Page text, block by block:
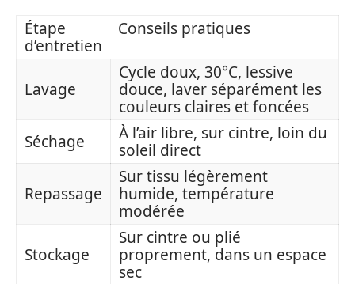
Étape
d’entretien
Conseils pratiques
Lavage
Cycle doux, 30°C, lessive
douce, laver séparément les
couleurs claires et foncées
Séchage
À l’air libre, sur cintre, loin du
soleil direct
Repassage
Sur tissu légèrement
humide, température
modérée
Stockage
Sur cintre ou plié
proprement, dans un espace
sec